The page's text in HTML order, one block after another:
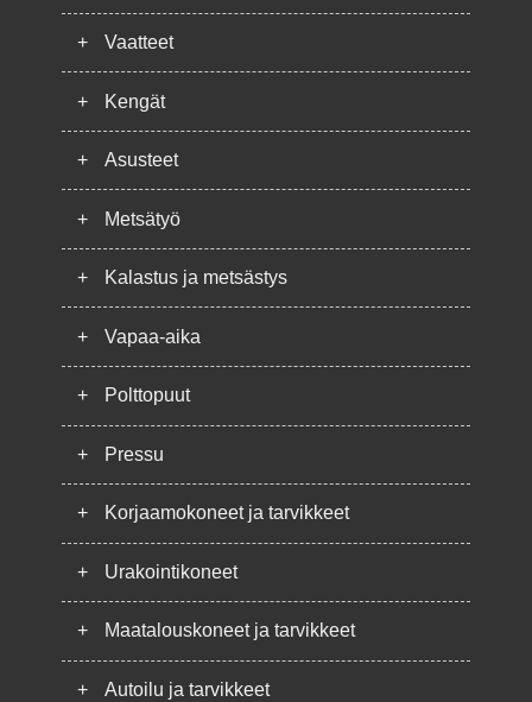
+ Vaatteet
+ Kengät
+ Asusteet
+ Metsätyö
+ Kalastus ja metsästys
+ Vapaa-aika
+ Polttopuut
+ Pressu
+ Korjaamokoneet ja tarvikkeet
+ Urakointikoneet
+ Maatalouskoneet ja tarvikkeet
+ Autoilu ja tarvikkeet